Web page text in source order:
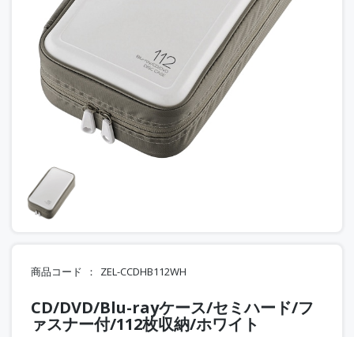
商品コード ZEL-CCDHB112WH
CD/DVD/Blu-rayケース/セミハード/フ
ァスナー付/112枚収納/ホワイト